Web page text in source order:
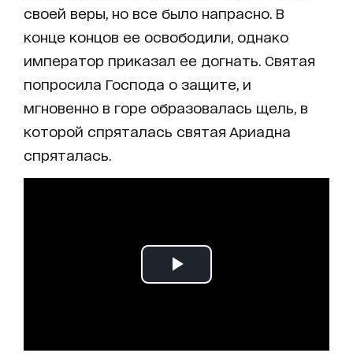
своей веры, но все было напрасно. В
конце концов ее освободили, однако
император приказал ее догнать. Святая
попросила Господа о защите, и
мгновенно в горе образовалась щель, в
которой спряталась святая Ариадна
спряталась.